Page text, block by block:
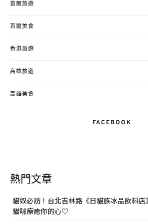
首爾旅遊
首爾美食
香港旅遊
高雄旅遊
高雄美食
FACEBOOK
熱門文章
貓奴必訪！台北吉林路《日貓族冰品飲料
貓咪療癒你的心♡